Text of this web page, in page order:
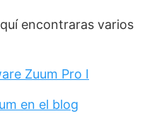
encontraras varios
Zuum Pro I
en el blog